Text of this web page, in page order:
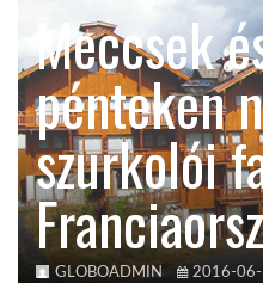
TROPICALMAGAZIN
GLOBOTV
AFRIKA TUDÁSTÁR
A NAP SZÉPE
Meccsek
pénteken
szurkolói
GLOBOADMIN 2016-